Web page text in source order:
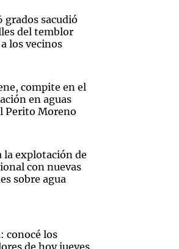
grados sacudió
del temblor
los vecinos
compite en el
en aguas
Perito Moreno
la explotación de
con nuevas
sobre agua
conocé los
de hoy jueves